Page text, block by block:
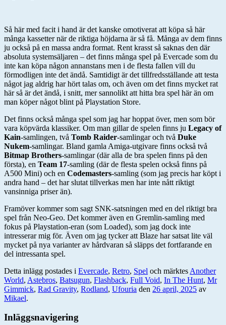
Så här med facit i hand är det kanske omotiverat att köpa så här
många kassetter när de riktiga höjdarna är så få. Många av dem finns
ju också på en massa andra format. Rent krasst så saknas den där
absoluta systemsäljaren – det finns många spel på Evercade som du
inte kan köpa någon annanstans men i de flesta fallen vill du
förmodligen inte det ändå. Samtidigt är det tillfredsställande att testa
något jag aldrig har hört talas om, och även om det finns mycket rat
här så är det ändå, i snitt, mer sannolikt att hitta bra spel här än om
man köper något blint på Playstation Store.
Det finns också många spel som jag har hoppat över, men som bör
vara köpvärda klassiker. Om man gillar de spelen finns ju Legacy of
Kain-samlingen, två Tomb Raider-samlingar och två Duke
Nukem-samlingar. Bland gamla Amiga-utgivare finns också två
Bitmap Brothers-samlingar (där alla de bra spelen finns på den
första), en Team 17-samling (där de flesta spelen också finns på
A500 Mini) och en Codemasters-samling (som jag precis har köpt i
andra hand – det har slutat tillverkas men har inte nått riktigt
vansinniga priser än).
Framöver kommer som sagt SNK-satsningen med en del riktigt bra
spel från Neo-Geo. Det kommer även en Gremlin-samling med
fokus på Playstation-eran (som Loaded), som jag dock inte
intresserar mig för. Även om jag tycker att Blaze har satsat lite väl
mycket på nya varianter av hårdvaran så släpps det fortfarande en
del intressanta spel.
Detta inlägg postades i Evercade, Retro, Spel och märktes Another
World, Astebros, Batsugun, Flashback, Full Void, In The Hunt, Mr
Gimmick, Rad Gravity, Rodland, Ufouria den 26 april, 2025 av
Mikael.
Inläggsnavigering